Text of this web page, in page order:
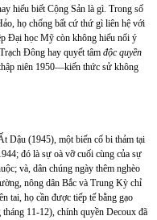
hiểu biết Cộng Sản là gì. Trong số
họ chống bất cứ thứ gì liên hệ với
Đại học Mỹ còn không hiểu nổi ý
Đông hay quyết tâm độc quyền
niên 1950—kiến thức sử không
Dậu (1945), một biến cố bi thảm tại
đó là sự oà vỡ cuối cùng của sự
và, dân chúng ngày thêm nghèo
nông dân Bắc và Trung Kỳ chỉ
tai, họ cần được tiếp tế bằng gạo
11-12), chính quyền Decoux đã